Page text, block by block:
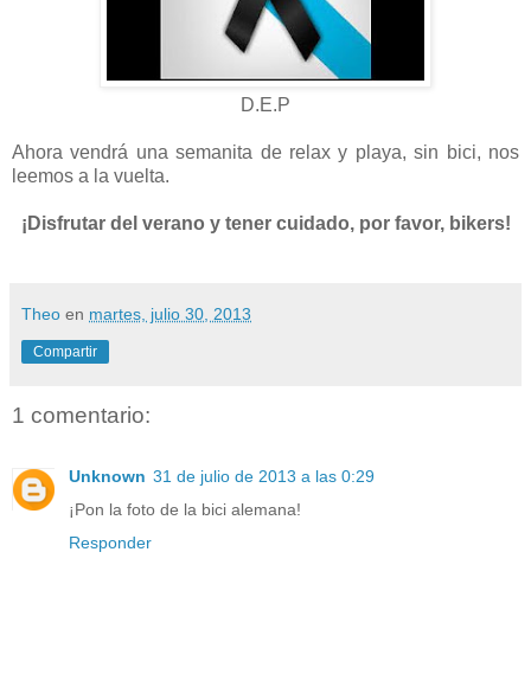
D.E.P
Ahora vendrá una semanita de relax y playa, sin bici, nos
leemos a la vuelta.
¡Disfrutar del verano y tener cuidado, por favor, bikers!
Theo en martes, julio 30, 2013
Compartir
1 comentario:
Unknown 31 de julio de 2013 a las 0:29
¡Pon la foto de la bici alemana!
Responder